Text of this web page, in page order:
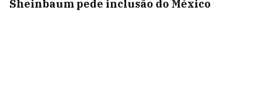
Sheinbaum pede inclusão do México